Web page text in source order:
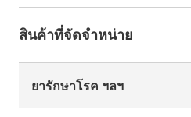
สินค้าที่จัดจำหน่าย
ยารักษาโรค ฯลฯ